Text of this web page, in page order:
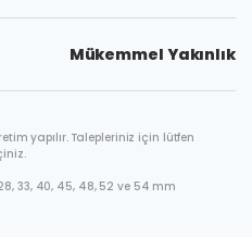
Mükemmel Yakınlık
yapılır. Talepleriniz için lütfen
33, 40, 45, 48, 52 ve 54 mm